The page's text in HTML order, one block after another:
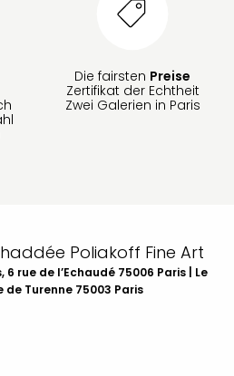
Die fairsten Preise
Zertifikat der Echtheit
Zwei Galerien in Paris
Poliakoff Fine Art
rue de l’Echaudé 75006 Paris | Le
de Turenne 75003 Paris